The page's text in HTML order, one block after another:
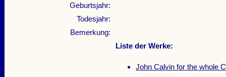
Geburtsjahr:
Todesjahr:
Bemerkung:
Liste der Werke:
John Calvin for the whole